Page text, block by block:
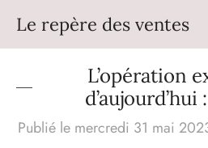
contenu
Le repère des ventes
L’opération
d’aujourd’hui
Publié le mercredi 31 mai